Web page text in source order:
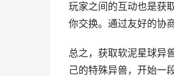
玩家之间的互动也是获
你交换。通过友好的协
总之，获取软泥星球异
己的特殊异兽，开始一